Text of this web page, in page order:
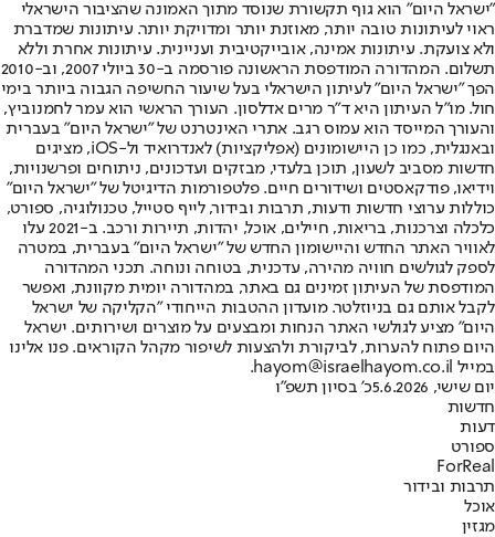
"ישראל היום" הוא גוף תקשורת שנוסד מתוך האמונה שהציבור הישראלי
ראוי לעיתונות טובה יותר, מאוזנת יותר ומדויקת יותר. עיתונות שמדברת
ולא צועקת. עיתונות אמינה, אובייקטיבית ועניינית. עיתונות אחרת וללא
תשלום. המהדורה המודפסת הראשונה פורסמה ב-30 ביולי 2007, וב-2010
הפך "ישראל היום" לעיתון הישראלי בעל שיעור החשיפה הגבוה ביותר בימי
חול. מו"ל העיתון היא ד"ר מרים אדלסון. העורך הראשי הוא עמר לחמנוביץ,
והעורך המייסד הוא עמוס רגב. אתרי האינטרנט של "ישראל היום" בעברית
ובאנגלית, כמו כן היישומונים (אפליקציות) לאנדרואיד ול-iOS, מציגים
חדשות מסביב לשעון, תוכן בלעדי, מבזקים ועדכונים, ניתוחים ופרשנויות,
וידיאו, פודקאסטים ושידורים חיים. פלטפורמות הדיגיטל של "ישראל היום"
כוללות ערוצי חדשות ודעות, תרבות ובידור, לייף סטייל, טכנולוגיה, ספורט,
כלכלה וצרכנות, בריאות, חיילים, אוכל, יהדות, תיירות ורכב. ב-2021 עלו
לאוויר האתר החדש והיישומון החדש של "ישראל היום" בעברית, במטרה
לספק לגולשים חוויה מהירה, עדכנית, בטוחה ונוחה. תכני המהדורה
המודפסת של העיתון זמינים גם באתר, במהדורה יומית מקוונת, ואפשר
לקבל אותם גם בניוזלטר. מועדון ההטבות הייחודי "הקליקה של ישראל
היום" מציע לגולשי האתר הנחות ומבצעים על מוצרים ושירותים. ישראל
היום פתוח להערות, לביקורת ולהצעות לשיפור מקהל הקוראים. פנו אלינו
במייל hayom@israelhayom.co.il.
יום שישי, 5.6.2026
כ' בסיון תשפ"ו
חדשות
דעות
ספורט
ForReal
תרבות ובידור
אוכל
מגזין